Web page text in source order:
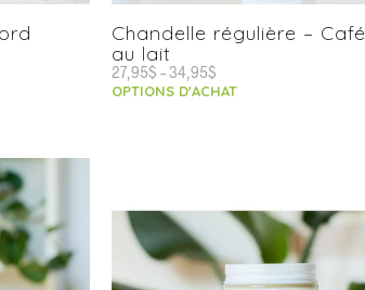
Chandelle régulière – Café
au lait
27,95$ –34,95$
OPTIONS D'ACHAT